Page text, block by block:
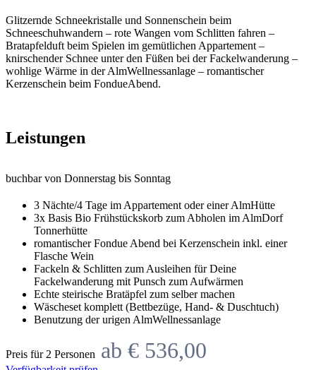
Glitzernde Schneekristalle und Sonnenschein beim
Schneeschuhwandern – rote Wangen vom Schlitten fahren –
Bratapfelduft beim Spielen im gemütlichen Appartement –
knirschender Schnee unter den Füßen bei der Fackelwanderung –
wohlige Wärme in der AlmWellnessanlage – romantischer
Kerzenschein beim FondueAbend.
Leistungen
buchbar von Donnerstag bis Sonntag
3 Nächte/4 Tage im Appartement oder einer AlmHütte
3x Basis Bio Frühstückskorb zum Abholen im AlmDorf
Tonnerhütte
romantischer Fondue Abend bei Kerzenschein inkl. einer
Flasche Wein
Fackeln & Schlitten zum Ausleihen für Deine
Fackelwanderung mit Punsch zum Aufwärmen
Echte steirische Bratäpfel zum selber machen
Wäscheset komplett (Bettbezüge, Hand- & Duschtuch)
Benutzung der urigen AlmWellnessanlage
Preis für 2 Personen ab € 536,00